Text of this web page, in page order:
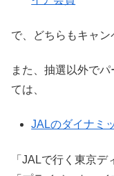
で、どちらもキャン
また、抽選以外で
ては、
JALのダイナミ
「JALで行く東京デ